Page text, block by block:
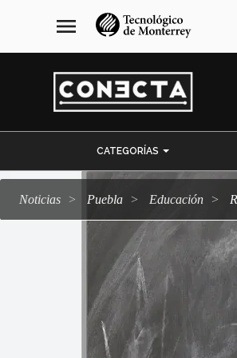
navegación
principal
menu
CATEGORÍAS
Noticias Puebla Educación